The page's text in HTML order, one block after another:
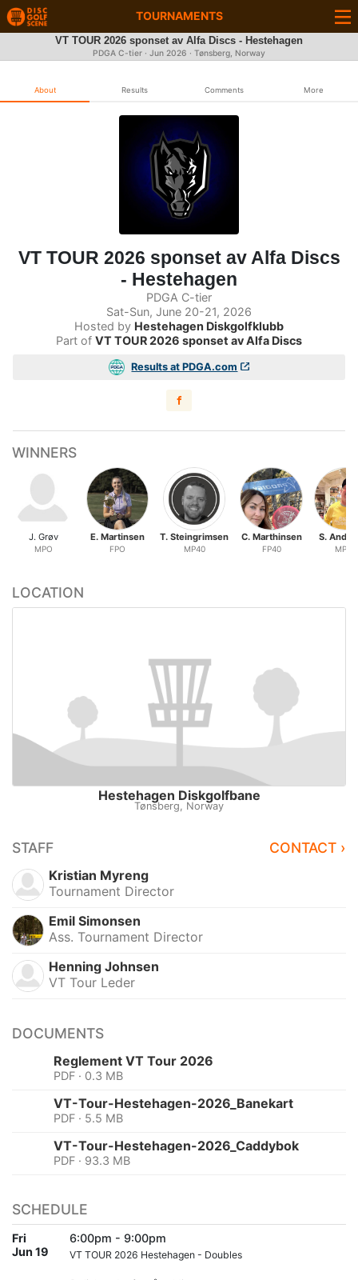
TOURNAMENTS
VT TOUR 2026 sponset av Alfa Discs - Hestehagen
PDGA C-tier · Jun 2026 · Tønsberg, Norway
About Results Comments More
VT TOUR 2026 sponset av Alfa Discs
- Hestehagen
PDGA C-tier
Sat-Sun, June 20-21, 2026
Hosted by Hestehagen Diskgolfklubb
Part of VT TOUR 2026 sponset av Alfa Discs
Results at PDGA.com
WINNERS
J. Grøv
MPO
E. Martinsen
FPO
T. Steingrimsen
MP40
C. Marthinsen
FP40
S.
MP50
LOCATION
Hestehagen Diskgolfbane
Tønsberg, Norway
STAFF CONTACT ›
Kristian Myreng
Tournament Director
Emil Simonsen
Ass. Tournament Director
Henning Johnsen
VT Tour Leder
DOCUMENTS
Reglement VT Tour 2026
PDF · 0.3 MB
VT-Tour-Hestehagen-2026_Banekart
PDF · 5.5 MB
VT-Tour-Hestehagen-2026_Caddybok
PDF · 93.3 MB
SCHEDULE
Fri
Jun 19
6:00pm - 9:00pm
VT TOUR 2026 Hestehagen - Doubles